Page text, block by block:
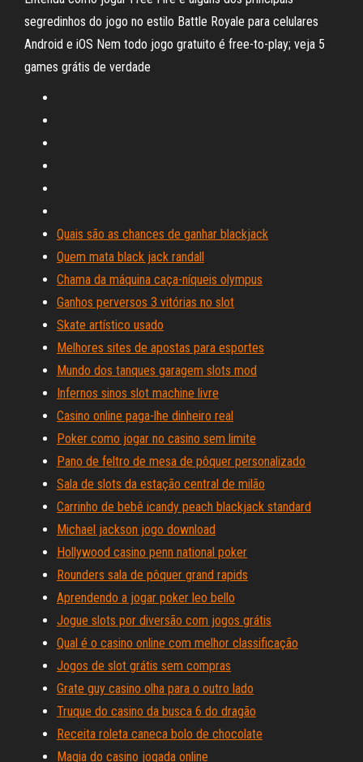
segredinhos do jogo no estilo Battle Royale para celulares
Android e iOS Nem todo jogo gratuito é free-to-play; veja 5
games grátis de verdade
Quais são as chances de ganhar blackjack
Quem mata black jack randall
Chama da máquina caça-níqueis olympus
Ganhos perversos 3 vitórias no slot
Skate artístico usado
Melhores sites de apostas para esportes
Mundo dos tanques garagem slots mod
Infernos sinos slot machine livre
Casino online paga-lhe dinheiro real
Poker como jogar no casino sem limite
Pano de feltro de mesa de pôquer personalizado
Sala de slots da estação central de milão
Carrinho de bebê icandy peach blackjack standard
Michael jackson jogo download
Hollywood casino penn national poker
Rounders sala de pôquer grand rapids
Aprendendo a jogar poker leo bello
Jogue slots por diversão com jogos grátis
Qual é o casino online com melhor classificação
Jogos de slot grátis sem compras
Grate guy casino olha para o outro lado
Truque do casino da busca 6 do dragão
Receita roleta caneca bolo de chocolate
Magia do casino jogada online